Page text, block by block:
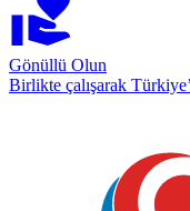
Gönüllü Olun
Birlikte çalışarak